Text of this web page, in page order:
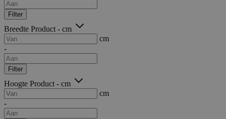
Filter
Breedte Product - cm
cm
-
Filter
Hoogte Product - cm
cm
-